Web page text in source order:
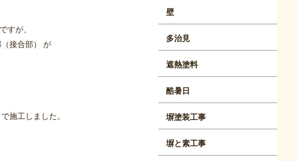
すが、
接合部） が
施工しました。
壁
多治見
遮熱塗料
酷暑日
塀塗装工事
塀と素工事